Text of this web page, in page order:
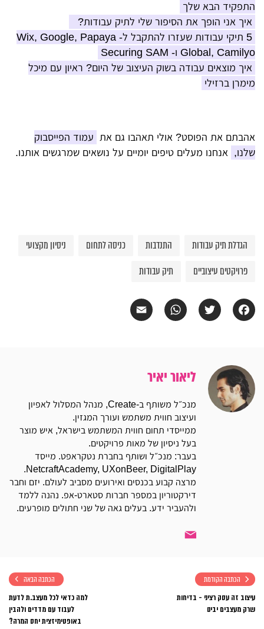
התפקיד הבא שלך
איך אני הופך את הסיפור שלי לתיק עבודות?
5 תיקי עבודות שעזרו להתקבל ל- Wix, Google, Papaya
Global, Camilyo ו- Securing SAM
איך מוצאים עבודה בשוק העיצוב של היום? ראיון עם מיכל
מימרן ברזילי
אהבתם את הפוסט? אולי תאהבו גם את עמוד הפייסבוק
שלנו, אנחנו מעלים טיפים יומיים על נושאים שמרגשים אותנו.
הגדלת תיק עבודות התנדבות כניסה לתחום
ניסיון מקצועי
פרויקטים עיצוביים
תיק עבודות
ליאור יאיר
מנכ״ל משותף ב-Create, מנהל המסלול לאפיון
ועיצוב חווית משתמש ועורך המגזין.
ממייסדי תחום חווית המשתמש בישראל, איש מוצר
בעל ניסיון של מאות פרויקטים.
בעבר: מנכ״ל ושותף בחברת נטקראפט. מייסד
NetcraftAcademy, UXonBeer, DigitalPlay.
מרצה קבוע בכנסים ואירועים מסביב לעולם. יזם וחבר
דירקטוריון במספר חברות סטארט-אפ. נהנה ללמד
ולהעביר ידע. בעלים גאה של שני חתולים מופרעים.
הכתבה הקודמת
עיצוב זה עסק רציני - בדיחות
שרק מעצבים יבינו
הכתבה הבאה
למה כדאי לכל מעצב.ת לדעת
לעבוד עם מדדים ולהבין
באופטימיזצית יחס המרה?